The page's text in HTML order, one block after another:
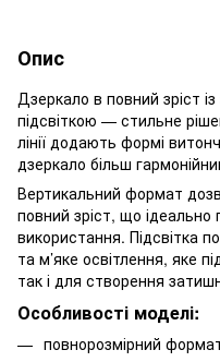
Опис
Дзеркало в повний зріст
підсвіткою — стильне
лінії додають формі
дзеркало більш
Вертикальний формат
повний зріст, що
використання. Підсвітка
та м’яке освітлення, яке
так і для створення
Особливості моделі:
повнорозмірний